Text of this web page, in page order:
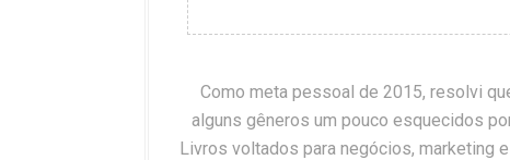
Como meta pessoal de 2015, resolvi
alguns gêneros um pouco esquecidos
Livros voltados para negócios, marketing